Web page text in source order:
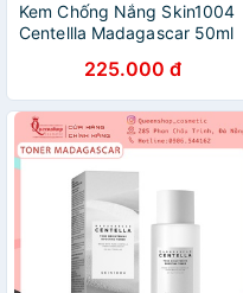
Kem Chống Nắng Skin1004
Centellla Madagascar 50ml
225.000 đ